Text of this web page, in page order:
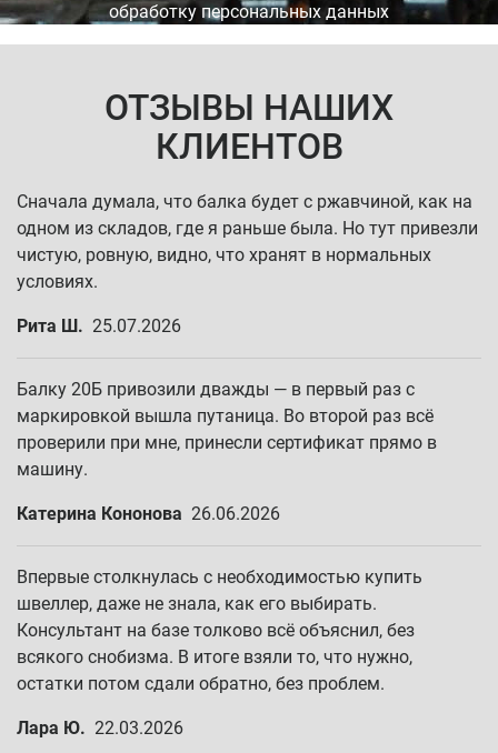
обработку персональных данных
ОТЗЫВЫ НАШИХ
КЛИЕНТОВ
Сначала думала, что балка будет с ржавчиной, как на
одном из складов, где я раньше была. Но тут привезли
чистую, ровную, видно, что хранят в нормальных
условиях.
Рита Ш. 25.07.2026
Балку 20Б привозили дважды — в первый раз с
маркировкой вышла путаница. Во второй раз всё
проверили при мне, принесли сертификат прямо в
машину.
Катерина Кононова 26.06.2026
Впервые столкнулась с необходимостью купить
швеллер, даже не знала, как его выбирать.
Консультант на базе толково всё объяснил, без
всякого снобизма. В итоге взяли то, что нужно,
остатки потом сдали обратно, без проблем.
Лара Ю. 22.03.2026